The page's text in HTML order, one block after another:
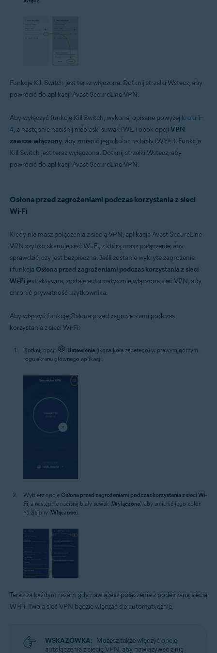
Funkcja Kill Switch jest teraz włączona. Dotknij strzałki Wstecz, aby
powrócić do aplikacji Avast SecureLine VPN.
Aby wyłączyć funkcję Kill Switch, wykonaj opisane powyżej kroki 1–
4, a następnie naciśnij niebieski suwak (WŁ.) obok opcji VPN
zawsze włączony, aby zmienić jego kolor na biały (WYŁ.). Funkcja
Kill Switch jest teraz wyłączona. Dotknij strzałki Wstecz, aby
powrócić do aplikacji Avast SecureLine VPN.
Osłona przed zagrożeniami podczas korzystania z sieci
Wi-Fi
Kiedy nie masz połączenia z siecią VPN, aplikacja Avast SecureLine
VPN szybko skanuje sieć Wi-Fi, z którą masz połączenie, aby
sprawdzić, czy jest bezpieczna. Jeśli zostanie wykryte zagrożenie
i funkcja Osłona przed zagrożeniami podczas korzystania z sieci
Wi-Fi jest aktywna, zostaje automatycznie włączona sieć VPN, aby
chronić prywatność użytkownika.
Aby włączyć funkcję Osłona przed zagrożeniami podczas
korzystania z sieci Wi-Fi:
Dotknij opcji Ustawienia (ikona koła zębatego) w prawym górnym
rogu ekranu głównego aplikacji.
Wybierz opcję Osłona przed zagrożeniami podczas korzystania z sieci Wi-
Fi, a następnie naciśnij biały suwak (Wyłączone), aby zmienić jego kolor
na zielony (Włączone).
Teraz za każdym razem gdy nawiążesz połączenie z podejrzaną siecią
Wi-Fi, Twoja sieć VPN będzie włączać się automatycznie.
WSKAZÓWKA: Możesz także włączyć opcję
autołączenia z siecią VPN, aby nawiązywać z nią